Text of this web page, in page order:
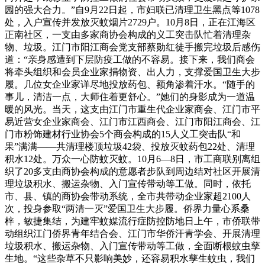
园的强大合力。”自9月22日起，市妇联已清理卫生黑点等1078
处，入户宣传并发放灭蚊烟片2729户。10月8日，正在江海区
正南社区，一支由多家商协会构成的义工突击队忙着清理杂
物、垃圾。江门市阳江商会党支部蔡勋红徒手搬完垃圾后感伤
道：“亲身感遭到下层防疫工做的不容易。接下来，我们商会
将牵头组织和会员企业家捐物资、出人力，支撑爱国卫生大步
履。几位女企业家详尽地投放药包、额角渗着汗水。“随手的
事儿，清洁一点，大师住着更舒心。”她们的身影成为一道温
暖的风光。当天，这支由江门市重生代企业家商会、江门市平
易近营女企业家商会、江门市江西商会、江门市阳江商会、江
门市粉饰建材行业协会5个商会构成的15人义工突击队“和
果”满满——共清理楼顶垃圾42袋、投放灭蚊药包22处、清理
积水12处。万众一心防蚊灭蚊。10月6—8日，市工商联别离组
织了20多支由商协会构成的意愿者步队到周边结对社区开展清
理垃圾积水、搬运杂物、入门宣传带动等工做。同时，依托
市、县、镇的商协会带动系统，全市共带动企业家超2100人
次，投身参取“两清一灭”爱国卫生大步履。侨界力量心系桑
梓，敏捷集结，为建牢蚊媒流行症防控防地日上午，市侨联带
动组织江门侨界青年结合会、江门市华侨汗青学会、开展清理
垃圾积水、搬运杂物、入门宣传带动等工做，全面断根蚊虫孳
生地。“这些杂草不只影响美妙，还容易积水孳生蚊虫，我们